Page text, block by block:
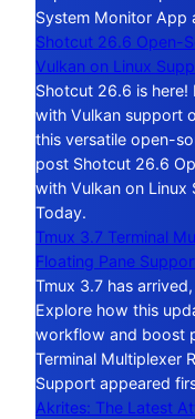
System Monitor App
Shotcut 26.6 Open-
Vulkan on Linux
Shotcut 26.6 is here!
with Vulkan support
this versatile open-
post Shotcut 26.6
with Vulkan on Linux
Today.
Tmux 3.7 Terminal
Floating Pane
Tmux 3.7 has
Explore how this
workflow and boost
Terminal Multiplexer
Support appeared
Akrites: The Latest